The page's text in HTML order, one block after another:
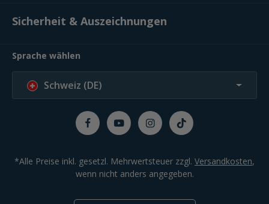
Sicherheit & Auszeichnungen
Sprache wählen
Schweiz (DE)
*Alle Preise inkl. gesetzl. Mehrwertsteuer zzgl. Versandkosten,
wenn nicht anders angegeben.